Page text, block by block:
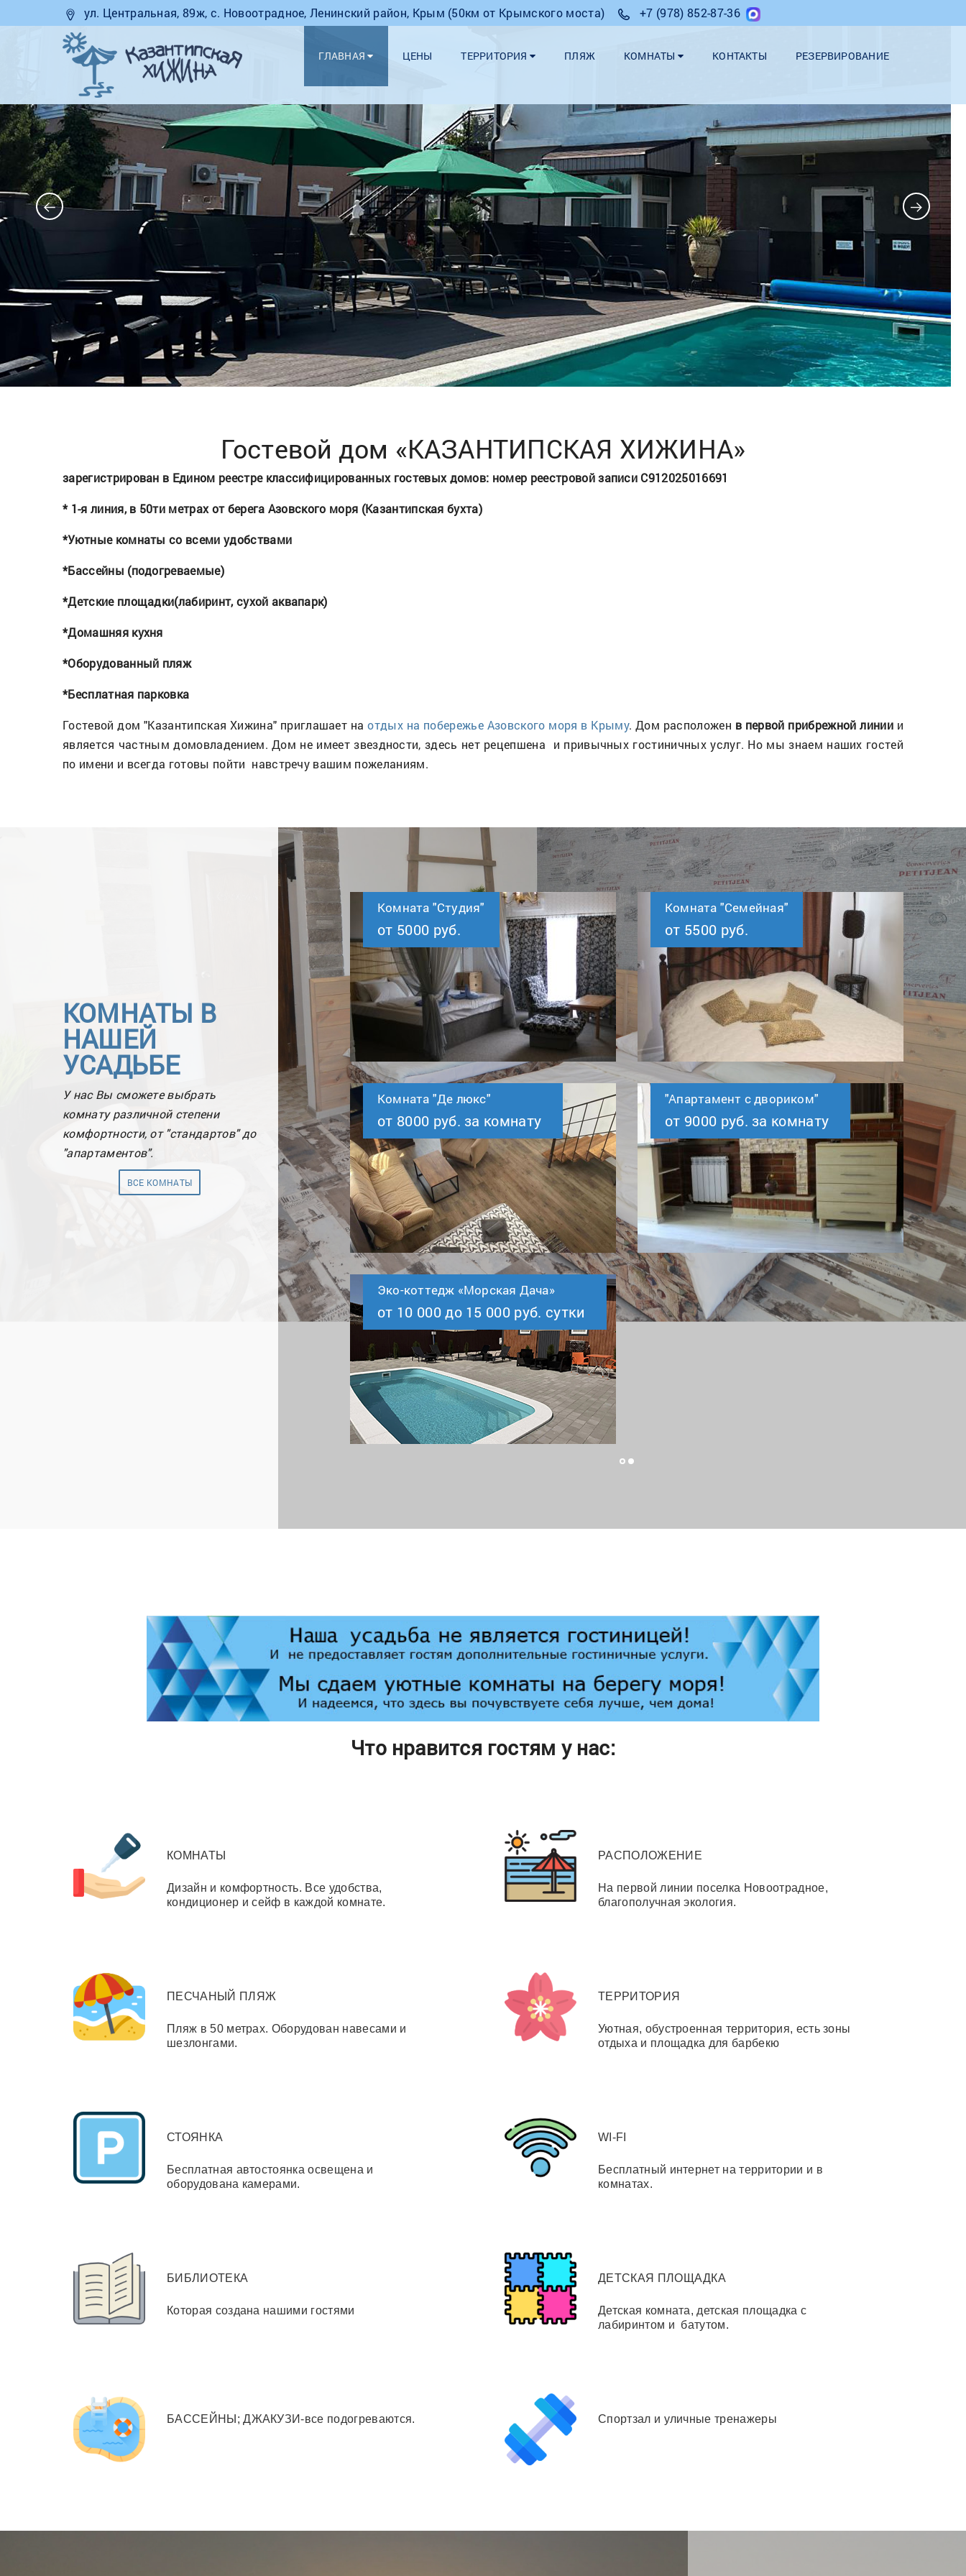
ул. Центральная, 89ж, с. Новоотрадное, Ленинский район, Крым (50км от Крымского моста) +7 (978) 852-87-36
ГЛАВНАЯ ЦЕНЫ ТЕРРИТОРИЯ ПЛЯЖ КОМНАТЫ КОНТАКТЫ РЕЗЕРВИРОВАНИЕ
Гостевой дом «КАЗАНТИПСКАЯ ХИЖИНА»
зарегистрирован в Едином реестре классифицированных гостевых домов: номер реестровой записи С912025016691
* 1-я линия, в 50ти метрах от берега Азовского моря (Казантипская бухта)
*Уютные комнаты со всеми удобствами
*Бассейны (подогреваемые)
*Детские площадки(лабиринт, сухой аквапарк)
*Домашняя кухня
*Оборудованный пляж
*Бесплатная парковка
Гостевой дом "Казантипская Хижина" приглашает наотдых на побережье Азовского моря в Крыму. Дом расположен в первой прибрежной линиии
является частным домовладением. Дом не имеет звездности, здесь нет рецепшена и привычных гостиничных услуг. Но мы знаем наших гостей
по имени и всегда готовы пойти навстречу вашим пожеланиям.
КОМНАТЫ В
НАШЕЙ
УСАДЬБЕ
У нас Вы сможете выбрать
комнату различной степени
комфортности, от "стандартов" до
"апартаментов".
ВСЕ КОМНАТЫ
Комната «Премиум»
от 4500 руб.
Комната "Студия"
от 5000 руб.
Комната "Семейная"
от 5500 руб.
Комната "Де люкс"
от 8000 руб. за комнату
"Апартамент с двориком"
от 9000 руб. за комнату
Эко-коттедж «Морская Дача»
от 10 000 до 15 000 руб. сутки
Что нравится гостям у нас:
КОМНАТЫ
Дизайн и комфортность. Все удобства,
кондиционер и сейф в каждой комнате.
РАСПОЛОЖЕНИЕ
На первой линии поселка Новоотрадное,
благополучная экология.
ПЕСЧАНЫЙ ПЛЯЖ
Пляж в 50 метрах. Оборудован навесами и
шезлонгами.
ТЕРРИТОРИЯ
Уютная, обустроенная территория, есть зоны
отдыха и площадка для барбекю
СТОЯНКА
Бесплатная автостоянка освещена и
оборудована камерами.
WI-FI
Бесплатный интернет на территории и в
комнатах.
БИБЛИОТЕКА
Которая создана нашими гостями
ДЕТСКАЯ ПЛОЩАДКА
Детская комната, детская площадка с
лабиринтом и батутом.
БАССЕЙНЫ; ДЖАКУЗИ-все подогреваются. Спортзал и уличные тренажеры